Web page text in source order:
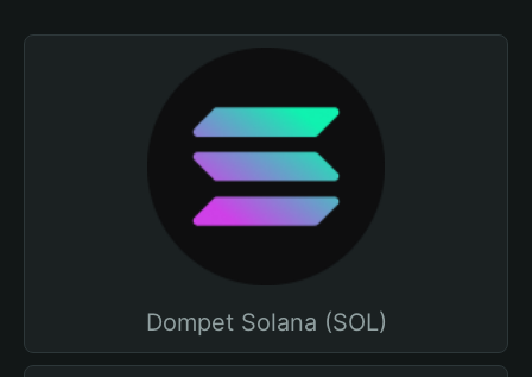
Dompet Solana (SOL)